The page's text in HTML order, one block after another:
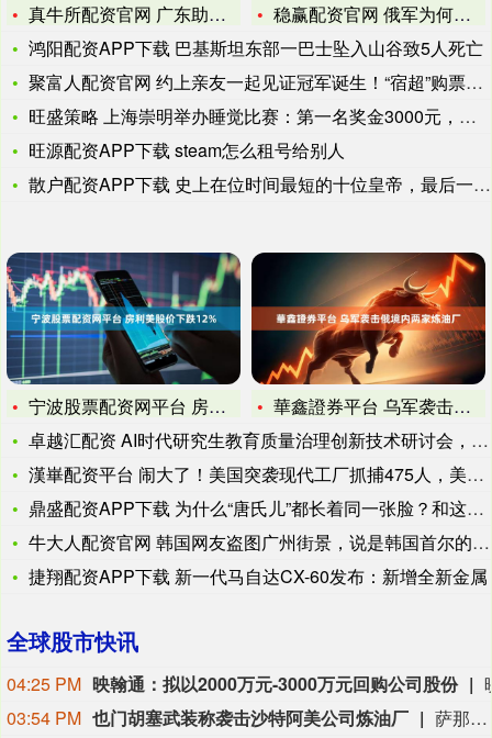
真牛所配资官网 广东助听器源头工厂深度解析：旋音科技如何赋能
稳赢配资官网 俄军为何打击乌加油站 切断燃料供应链
鸿阳配资APP下载 巴基斯坦东部一巴士坠入山谷致5人死亡
聚富人配资官网 约上亲友一起见证冠军诞生！“宿超”购票限额增
旺盛策略 上海崇明举办睡觉比赛：第一名奖金3000元，断网2
旺源配资APP下载 steam怎么租号给别人
散户配资APP下载 史上在位时间最短的十位皇帝，最后一位还不
宁波股票配资网平台 房利美股价下跌12%
華鑫證券平台 乌军袭击俄境内两家炼油厂
卓越汇配资 AI时代研究生教育质量治理创新技术研讨会，深侬科
漢崋配资平台 闹大了！美国突袭现代工厂抓捕475人，美韩同盟
鼎盛配资APP下载 为什么“唐氏儿”都长着同一张脸？和这些原
牛大人配资官网 韩国网友盗图广州街景，说是韩国首尔的风景，图
捷翔配资APP下载 新一代马自达CX-60发布：新增全新金属
全球股市快讯
04:25 PM 映翰通：拟以2000万元-3000万元回购公司股份
03:54 PM 也门胡塞武装称袭击沙特阿美公司炼油厂
萨那消息：也门胡塞武装9日称，该组织使用无人机对位于沙特阿拉伯吉赞的沙特阿美公司炼油厂发动了“精准打击”。 胡塞武装发言人叶海亚·萨雷亚在声明中说，此次打击是为了回应不久前沙特无人机侵犯也门领空的行为。 沙特阿拉伯能源部9日早些时候在社交媒体上说，位于吉赞的沙特阿美公司炼油厂的一处设施当天凌晨发生火灾。该公司工业安全消防队已将火灾扑灭，事故未造成人员伤亡。(新华社)